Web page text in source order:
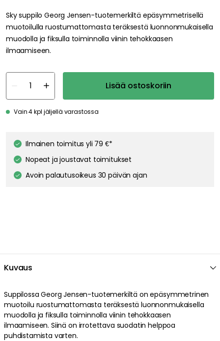
Sky suppilo Georg Jensen-tuotemerkiltä epäsymmetrisellä
muotoilulla ruostumattomasta teräksestä luonnonmukaisella
muodolla ja fiksulla toiminnolla viinin tehokkaasen
ilmaamiseen.
Lisää ostoskoriin
Vain 4 kpl jäljellä varastossa
Ilmainen toimitus yli 79 €*
Nopeat ja joustavat toimitukset
Avoin palautusoikeus 30 päivän ajan
Kuvaus
Suppilossa Georg Jensen-tuotemerkiltä onepäsymmetrinen
muotoilu ruostumattomasta teräksestä luonnonmukaisella
muodolla ja fiksulla toiminnolla viinin tehokkaasen
ilmaamiseen. Siinä on irrotettava suodatin helppoa
puhdistamista varten.